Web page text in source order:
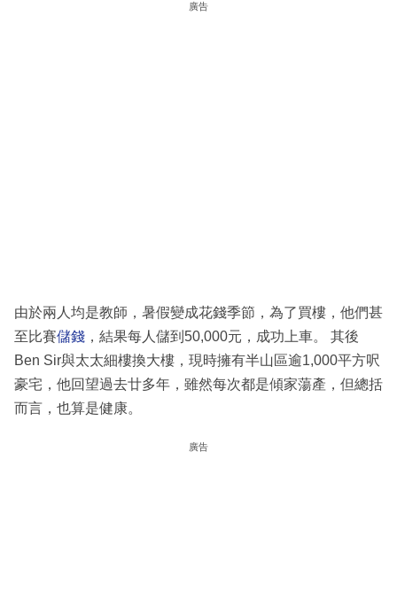
廣告
由於兩人均是教師，暑假變成花錢季節，為了買樓，他們甚
至比賽儲錢 ，結果每人儲到50,000元，成功上車。 其後
Ben Sir與太太細樓換大樓，現時擁有半山區逾1,000平方呎
豪宅，他回望過去廿多年，雖然每次都是傾家蕩產，但總括
而言，也算是健康。
廣告